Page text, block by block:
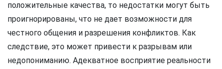
положительные качества, то недостатки могут быть
проигнорированы, что не дает возможности для
честного общения и разрешения конфликтов. Как
следствие, это может привести к разрывам или
недопониманию. Адекватное восприятие реальности